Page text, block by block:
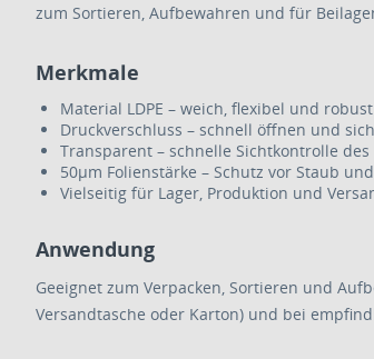
zum Sortieren, Aufbewahren und für
Merkmale
Material LDPE – weich, flexibel und robust
Druckverschluss – schnell öffnen und
Transparent – schnelle Sichtkontrolle
50µm Folienstärke – Schutz vor Staub
Vielseitig für Lager, Produktion und
Anwendung
Geeignet zum Verpacken, Sortieren und
Versandtasche oder Karton) und bei